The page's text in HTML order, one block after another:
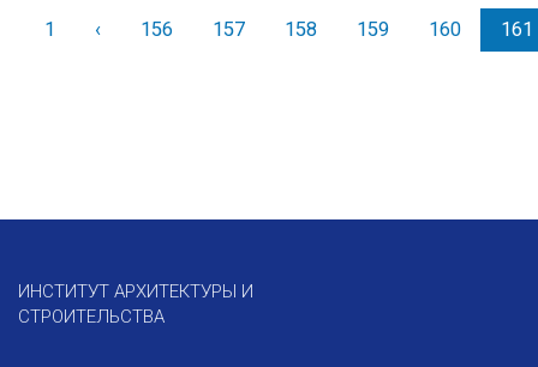
1 ‹Назад156 157 158 159 160 161
ИНСТИТУТ АРХИТЕКТУРЫ И
СТРОИТЕЛЬСТВА